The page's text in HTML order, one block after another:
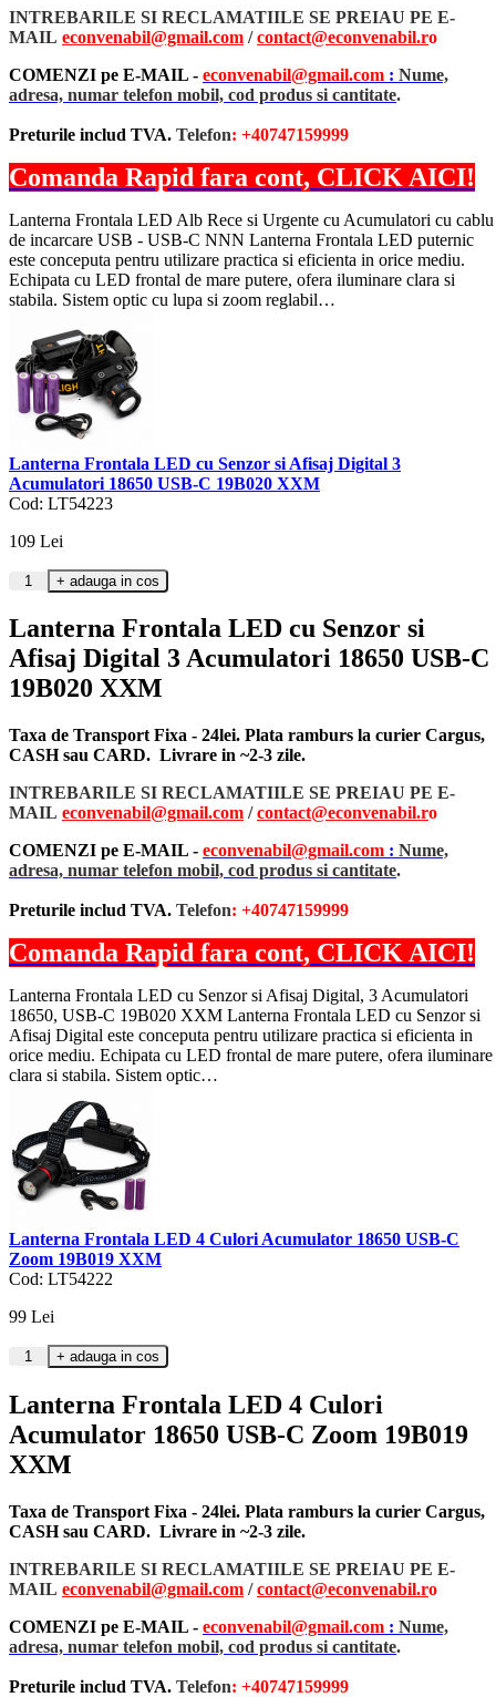
INTREBARILE SI RECLAMATIILE SE PREIAU PE E-
MAIL econvenabil@gmail.com /contact@econvenabil.ro
COMENZI pe E-MAIL - econvenabil@gmail.com : Nume,
adresa, numar telefon mobil, cod produs si cantitate.
Preturile includ TVA. Telefon: +40747159999
Comanda Rapid fara cont, CLICK AICI!
Lanterna Frontala LED Alb Rece si Urgente cu Acumulatori cu cablu
de incarcare USB - USB-C NNN Lanterna Frontala LED puternic
este conceputa pentru utilizare practica si eficienta in orice mediu.
Echipata cu LED frontal de mare putere, ofera iluminare clara si
stabila. Sistem optic cu lupa si zoom reglabil…
Lanterna Frontala LED cu Senzor si Afisaj Digital 3
Acumulatori 18650 USB-C 19B020 XXM
Cod: LT54223
109 Lei
Lanterna Frontala LED cu Senzor si
Afisaj Digital 3 Acumulatori 18650 USB-C
19B020 XXM
Taxa de Transport Fixa - 24lei. Plata ramburs la curier Cargus,
CASH sau CARD. Livrare in ~2-3 zile.
INTREBARILE SI RECLAMATIILE SE PREIAU PE E-
MAIL econvenabil@gmail.com /contact@econvenabil.ro
COMENZI pe E-MAIL - econvenabil@gmail.com : Nume,
adresa, numar telefon mobil, cod produs si cantitate.
Preturile includ TVA. Telefon: +40747159999
Comanda Rapid fara cont, CLICK AICI!
Lanterna Frontala LED cu Senzor si Afisaj Digital, 3 Acumulatori
18650, USB-C 19B020 XXM Lanterna Frontala LED cu Senzor si
Afisaj Digital este conceputa pentru utilizare practica si eficienta in
orice mediu. Echipata cu LED frontal de mare putere, ofera iluminare
clara si stabila. Sistem optic…
Lanterna Frontala LED 4 Culori Acumulator 18650 USB-C
Zoom 19B019 XXM
Cod: LT54222
99 Lei
Lanterna Frontala LED 4 Culori
Acumulator 18650 USB-C Zoom 19B019
XXM
Taxa de Transport Fixa - 24lei. Plata ramburs la curier Cargus,
CASH sau CARD. Livrare in ~2-3 zile.
INTREBARILE SI RECLAMATIILE SE PREIAU PE E-
MAIL econvenabil@gmail.com /contact@econvenabil.ro
COMENZI pe E-MAIL - econvenabil@gmail.com : Nume,
adresa, numar telefon mobil, cod produs si cantitate.
Preturile includ TVA. Telefon: +40747159999